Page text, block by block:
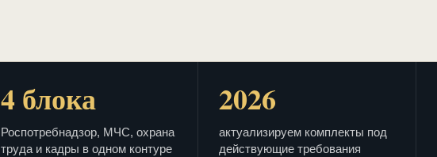
4 блока
Роспотребнадзор, МЧС, охрана
труда и кадры в одном контуре
2026
актуализируем комплекты под
действующие требования